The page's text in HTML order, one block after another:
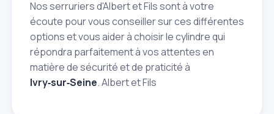
Nos serruriers d'Albert et Fils sont à votre
écoute pour vous conseiller sur ces différentes
options et vous aider à choisir le cylindre qui
répondra parfaitement à vos attentes en
matière de sécurité et de praticité à
Ivry‑sur‑Seine. Albert et Fils